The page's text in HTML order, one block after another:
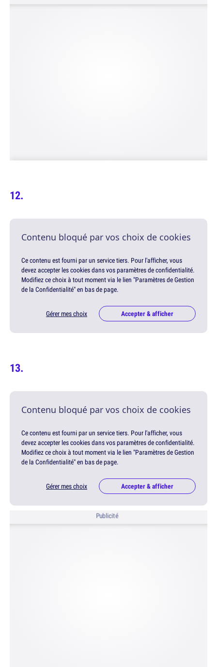
Contenu bloqué par vos choix de cookies
Ce contenu est fourni par un service tiers. Pour l'afficher, vous
devez accepter les cookies dans vos paramètres de confidentialité.
Modifiez ce choix à tout moment via le lien "Paramètres de Gestion
de la Confidentialité" en bas de page.
Gérer mes choix Accepter & afficher
Contenu bloqué par vos choix de cookies
Ce contenu est fourni par un service tiers. Pour l'afficher, vous
devez accepter les cookies dans vos paramètres de confidentialité.
Modifiez ce choix à tout moment via le lien "Paramètres de Gestion
de la Confidentialité" en bas de page.
Gérer mes choix Accepter & afficher
Publicité